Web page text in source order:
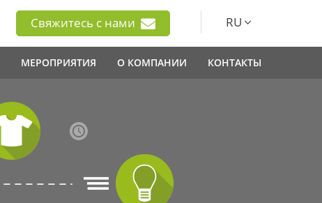
Свяжитесь с нами RU
МЕРОПРИЯТИЯ О КОМПАНИИ КОНТАКТЫ